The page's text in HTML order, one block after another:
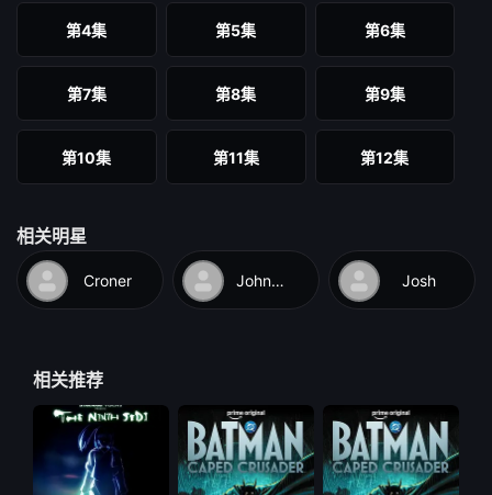
第4集 第5集 第6集
第7集 第8集 第9集
第10集 第11集 第12集
相关明星
Croner Johnson Josh
相关推荐